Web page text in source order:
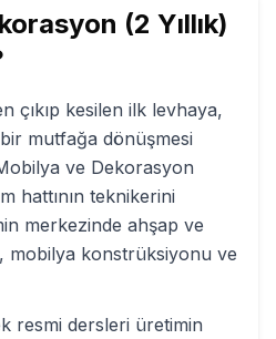
(2 Yıllık)
çıkıp kesilen ilk levhaya,
mutfağa dönüşmesi
ve Dekorasyon
hattının teknikerini
merkezinde ahşap ve
mobilya konstrüksiyonu ve
resmi dersleri üretimin